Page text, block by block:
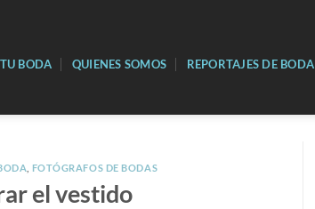
BODA QUIENES SOMOS REPORTAJES DE BODA
FOTÓGRAFOS DE BODAS
el vestido